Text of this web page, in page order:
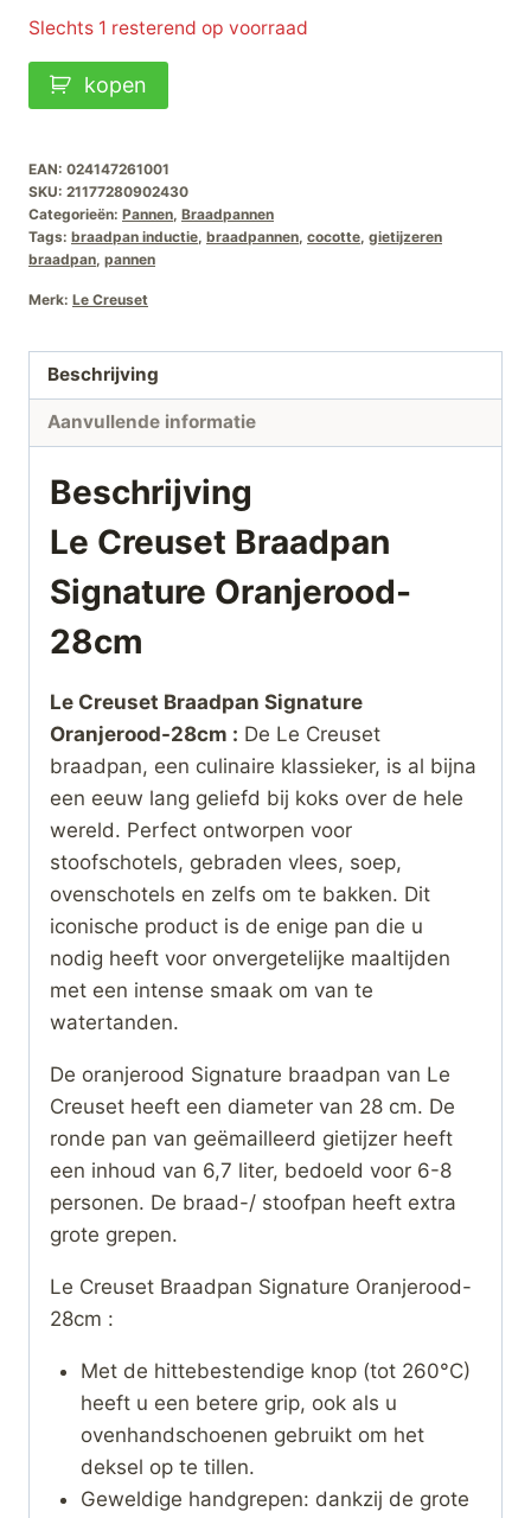
€439,00.
Slechts 1 resterend op voorraad
Le
Creuset
Signature
Oranjerood-
28cm
aantal
kopen
EAN: 024147261001
SKU: 21177280902430
Categorieën: Pannen, Braadpannen
Tags: braadpan inductie, braadpannen, cocotte, gietijzeren
braadpan, pannen
Merk: Le Creuset
Beschrijving
Aanvullende informatie
Beschrijving
Le Creuset Braadpan
Signature Oranjerood-
28cm
Le Creuset Braadpan Signature
Oranjerood-28cm : De Le Creuset
braadpan, een culinaire klassieker, is al bijna
een eeuw lang geliefd bij koks over de hele
wereld. Perfect ontworpen voor
stoofschotels, gebraden vlees, soep,
ovenschotels en zelfs om te bakken. Dit
iconische product is de enige pan die u
nodig heeft voor onvergetelijke maaltijden
met een intense smaak om van te
watertanden.
De oranjerood Signature braadpan van Le
Creuset heeft een diameter van 28 cm. De
ronde pan van geëmailleerd gietijzer heeft
een inhoud van 6,7 liter, bedoeld voor 6-8
personen. De braad-/ stoofpan heeft extra
grote grepen.
Le Creuset Braadpan Signature Oranjerood-
28cm :
Met de hittebestendige knop (tot 260°C)
heeft u een betere grip, ook als u
ovenhandschoenen gebruikt om het
deksel op te tillen.
Geweldige handgrepen: dankzij de grote